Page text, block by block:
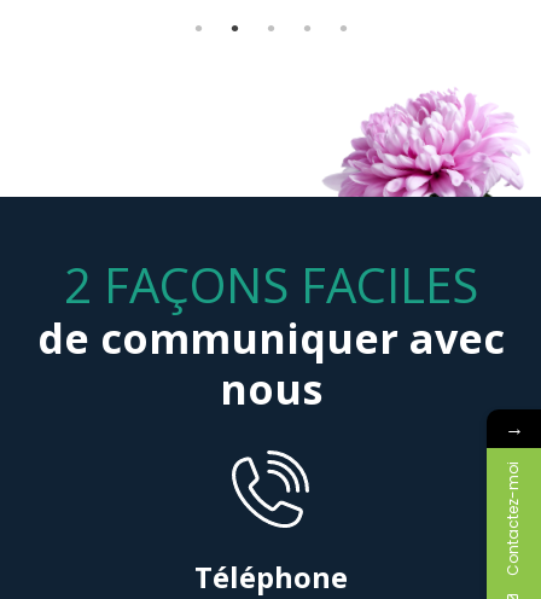
2 FAÇONS FACILES
de communiquer avec
nous
Téléphone
→
Contactez-moi